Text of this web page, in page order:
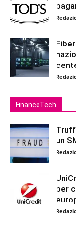
FinanceTech
un
per